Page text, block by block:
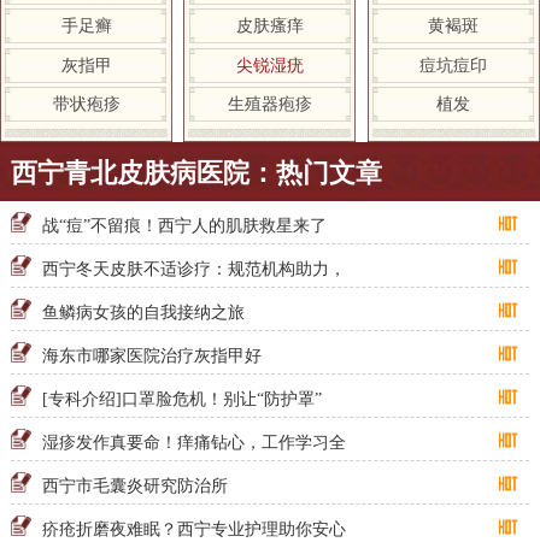
手足癣
灰指甲
带状疱疹
皮肤瘙痒
尖锐湿疣
生殖器疱疹
黄褐斑
痘坑痘印
植发
西宁青北皮肤病医院：热门文章
战“痘”不留痕！西宁人的肌肤救星来了
西宁冬天皮肤不适诊疗：规范机构助力，
鱼鳞病女孩的自我接纳之旅
海东市哪家医院治疗灰指甲好
[专科介绍]口罩脸危机！别让“防护罩”
湿疹发作真要命！痒痛钻心，工作学习全
西宁市毛囊炎研究防治所
疥疮折磨夜难眠？西宁专业护理助你安心